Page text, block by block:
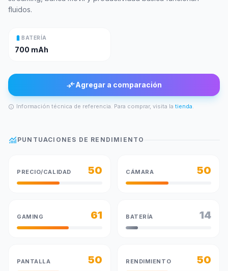
fluidos.
battery_full BATERÍA
700 mAh
compare_arrowsAgregar a comparación
info Información técnica de referencia. Para comprar, visita la tienda.
monitoring PUNTUACIONES DE RENDIMIENTO
PRECIO/CALIDAD 50 CÁMARA 50
GAMING 61 BATERÍA 14
PANTALLA 50 RENDIMIENTO 50